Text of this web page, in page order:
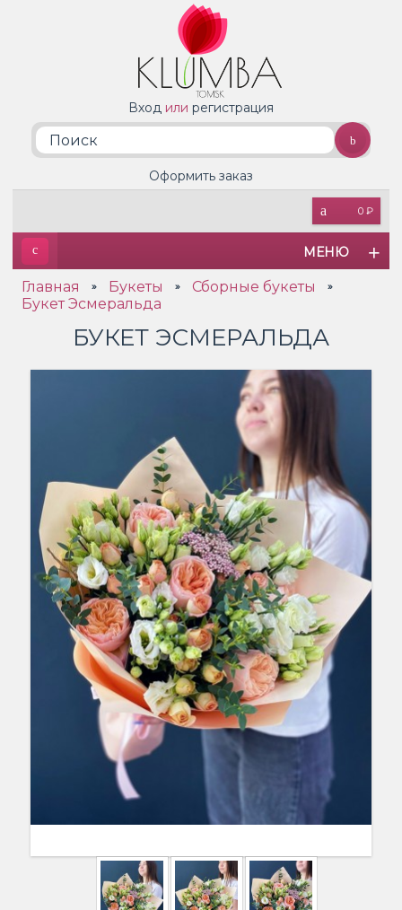
Вход или регистрация
0 ₽
Оформить заказ
МЕНЮ
Главная » Букеты » Сборные букеты »
Букет Эсмеральда
БУКЕТ ЭСМЕРАЛЬДА